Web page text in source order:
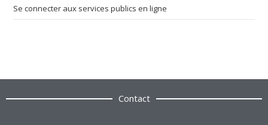
Se connecter aux services publics en ligne
Contact